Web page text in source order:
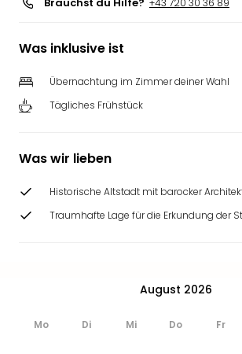
+43 720 30 36 89
Was inklusive ist
Übernachtung im Zimmer deiner Wahl
Tägliches Frühstück
Was wir lieben
Historische Altstadt mit barocker
Traumhafte Lage für die Erkundung der
August 2026
Mo Di Mi Do Fr